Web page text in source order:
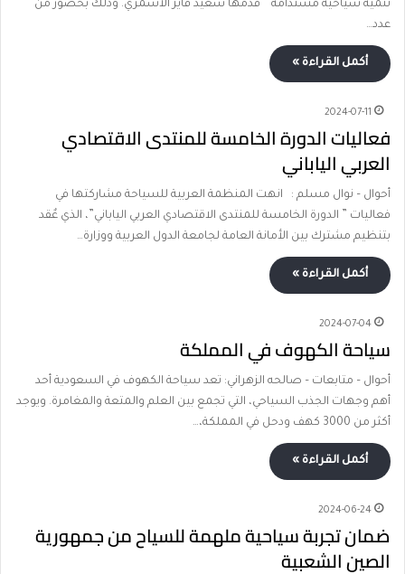
تنمية سياحية مستدامة ” قدمها سعيد فايز الأسمري. وذلك بحضور من
عدد…
أكمل القراءة »
2024-07-11
فعاليات الدورة الخامسة للمنتدى الاقتصادي
العربي الياباني
أحوال – نوال مسلم : انهت المنظمة العربية للسياحة مشاركتها في
فعاليات ” الدورة الخامسة للمنتدى الاقتصادي العربي الياباني”، الذي عٌقد
بتنظيم مشترك بين الأمانة العامة لجامعة الدول العربية ووزارة…
أكمل القراءة »
2024-07-04
سياحة الكهوف في المملكة
أحوال – متابعات – صالحه الزهراني: تعد سياحة الكهوف في السعودية أحد
أهم وجهات الجذب السياحي، التي تجمع بين العلم والمتعة والمغامرة. ويوجد
أكثر من 3000 كهف ودحل في المملكة،…
أكمل القراءة »
2024-06-24
ضمان تجربة سياحية ملهمة للسياح من جمهورية
الصين الشعبية